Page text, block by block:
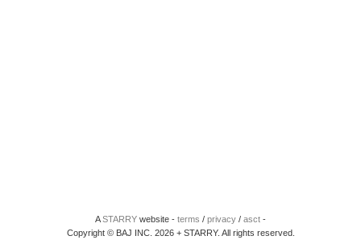
ASTARRY website - terms / privacy / asct -
Copyright © BAJ INC. 2026 + STARRY. All rights reserved.